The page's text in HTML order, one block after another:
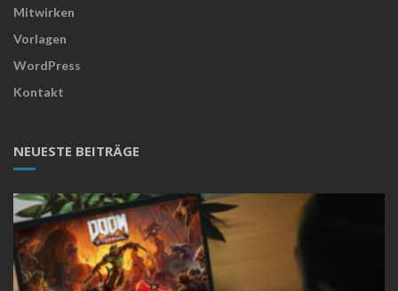
Mitwirken
Vorlagen
WordPress
Kontakt
NEUESTE BEITRÄGE